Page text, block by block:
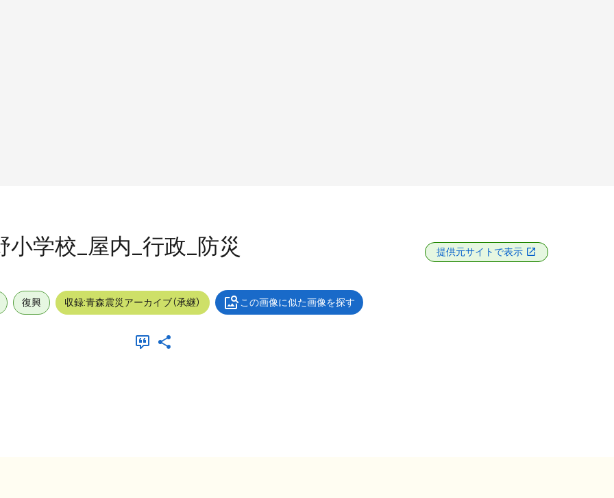
学校_屋内_行政_防災 提供元サイトで表示
復興 収録:青森震災アーカイブ（承継） この画像に似た画像を探す